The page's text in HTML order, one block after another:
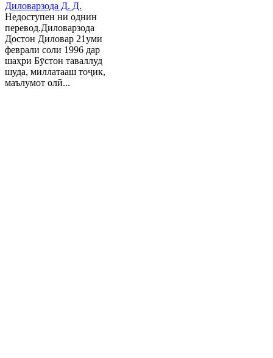
Диловарзода Д. Д.
Недоступен ни однин
перевод.Диловарзода
Достон Диловар 21уми
феврали соли 1996 дар
шаҳри Бӯстон таваллуд
шуда, миллатааш тоҷик,
маълумот олӣ...